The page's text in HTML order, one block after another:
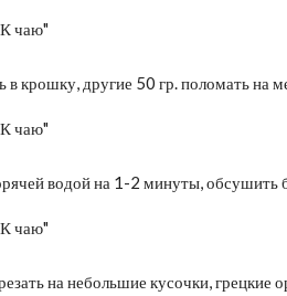
в крошку, другие 50 гр. поломать на
водой на 1-2 минуты,
на небольшие кусочки, грецкие